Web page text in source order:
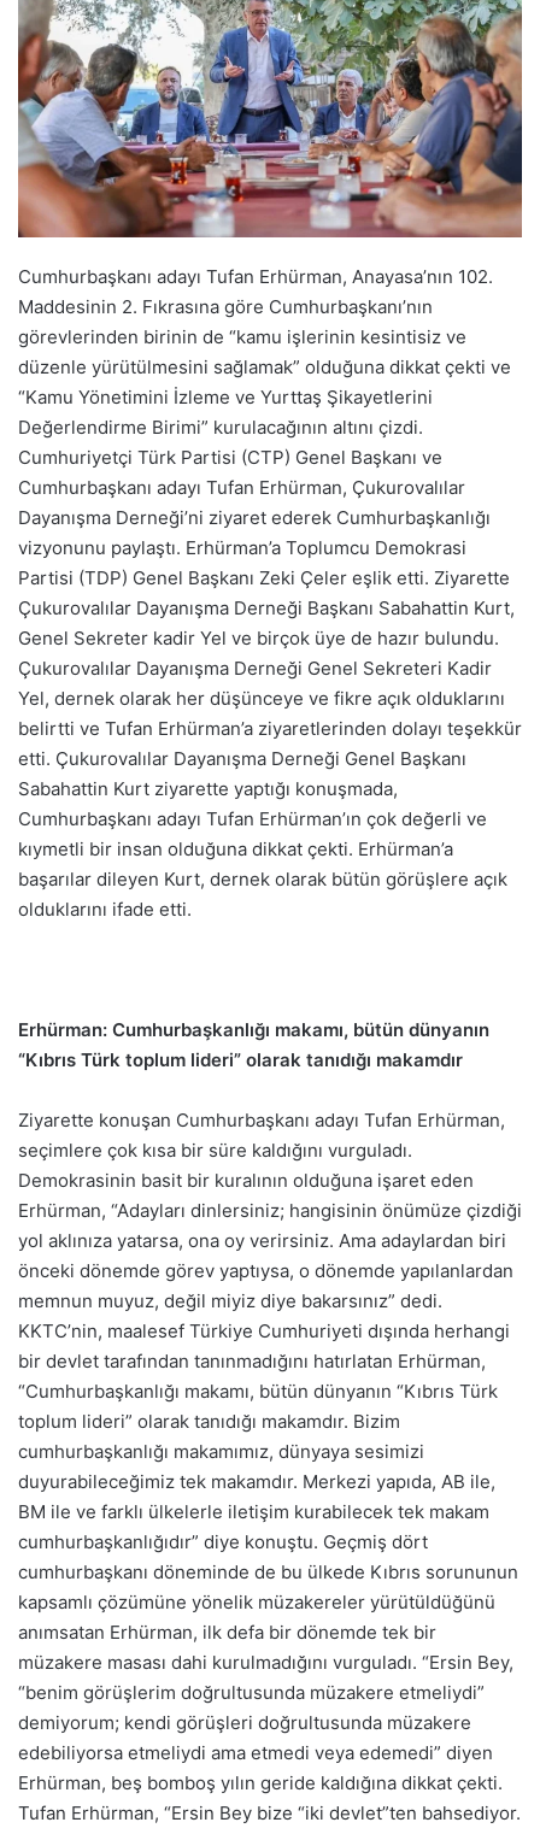
Cumhurbaşkanı adayı Tufan Erhürman, Anayasa’nın 102.
Maddesinin 2. Fıkrasına göre Cumhurbaşkanı’nın
görevlerinden birinin de “kamu işlerinin kesintisiz ve
düzenle yürütülmesini sağlamak” olduğuna dikkat çekti ve
“Kamu Yönetimini İzleme ve Yurttaş Şikayetlerini
Değerlendirme Birimi” kurulacağının altını çizdi.
Cumhuriyetçi Türk Partisi (CTP) Genel Başkanı ve
Cumhurbaşkanı adayı Tufan Erhürman, Çukurovalılar
Dayanışma Derneği’ni ziyaret ederek Cumhurbaşkanlığı
vizyonunu paylaştı. Erhürman’a Toplumcu Demokrasi
Partisi (TDP) Genel Başkanı Zeki Çeler eşlik etti. Ziyarette
Çukurovalılar Dayanışma Derneği Başkanı Sabahattin Kurt,
Genel Sekreter kadir Yel ve birçok üye de hazır bulundu.
Çukurovalılar Dayanışma Derneği Genel Sekreteri Kadir
Yel, dernek olarak her düşünceye ve fikre açık olduklarını
belirtti ve Tufan Erhürman’a ziyaretlerinden dolayı teşekkür
etti. Çukurovalılar Dayanışma Derneği Genel Başkanı
Sabahattin Kurt ziyarette yaptığı konuşmada,
Cumhurbaşkanı adayı Tufan Erhürman’ın çok değerli ve
kıymetli bir insan olduğuna dikkat çekti. Erhürman’a
başarılar dileyen Kurt, dernek olarak bütün görüşlere açık
olduklarını ifade etti.
Erhürman: Cumhurbaşkanlığı makamı, bütün dünyanın
“Kıbrıs Türk toplum lideri” olarak tanıdığı makamdır
Ziyarette konuşan Cumhurbaşkanı adayı Tufan Erhürman,
seçimlere çok kısa bir süre kaldığını vurguladı.
Demokrasinin basit bir kuralının olduğuna işaret eden
Erhürman, “Adayları dinlersiniz; hangisinin önümüze çizdiği
yol aklınıza yatarsa, ona oy verirsiniz. Ama adaylardan biri
önceki dönemde görev yaptıysa, o dönemde yapılanlardan
memnun muyuz, değil miyiz diye bakarsınız” dedi.
KKTC’nin, maalesef Türkiye Cumhuriyeti dışında herhangi
bir devlet tarafından tanınmadığını hatırlatan Erhürman,
“Cumhurbaşkanlığı makamı, bütün dünyanın “Kıbrıs Türk
toplum lideri” olarak tanıdığı makamdır. Bizim
cumhurbaşkanlığı makamımız, dünyaya sesimizi
duyurabileceğimiz tek makamdır. Merkezi yapıda, AB ile,
BM ile ve farklı ülkelerle iletişim kurabilecek tek makam
cumhurbaşkanlığıdır” diye konuştu. Geçmiş dört
cumhurbaşkanı döneminde de bu ülkede Kıbrıs sorununun
kapsamlı çözümüne yönelik müzakereler yürütüldüğünü
anımsatan Erhürman, ilk defa bir dönemde tek bir
müzakere masası dahi kurulmadığını vurguladı. “Ersin Bey,
“benim görüşlerim doğrultusunda müzakere etmeliydi”
demiyorum; kendi görüşleri doğrultusunda müzakere
edebiliyorsa etmeliydi ama etmedi veya edemedi” diyen
Erhürman, beş bomboş yılın geride kaldığına dikkat çekti.
Tufan Erhürman, “Ersin Bey bize “iki devlet”ten bahsediyor.